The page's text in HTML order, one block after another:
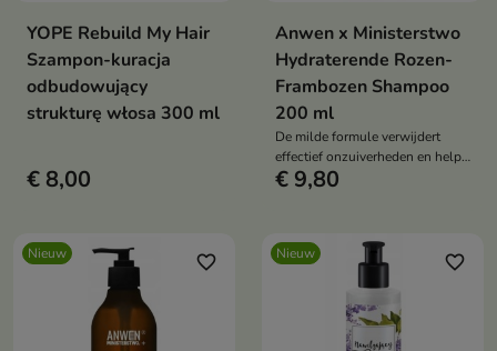
YOPE Rebuild My Hair
Szampon-kuracja
odbudowujący
strukturę włosa 300 ml
€ 8,00
Anwen x Ministerstwo
Hydraterende Rozen-
Frambozen Shampoo
200 ml
De milde formule verwijdert
effectief onzuiverheden en helpt
het haar zacht en soepel te
€ 9,80
Nieuw favorite_border Nieuw favorite_border